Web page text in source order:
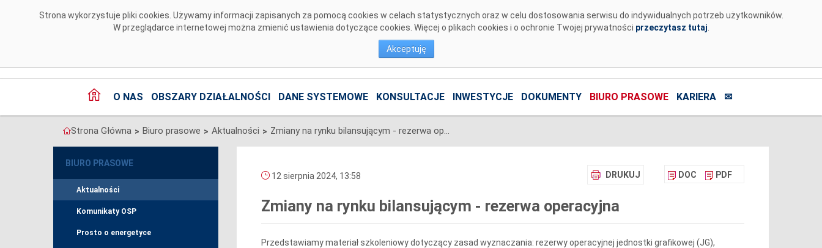
Strona wykorzystuje pliki cookies. Używamy informacji zapisanych za pomocą cookies w celach statystycznych oraz w celu dostosowania serwisu do indywidualnych potrzeb użytkowników.
W przeglądarce internetowej można zmienić ustawienia dotyczące cookies. Więcej o plikach cookies i o ochronie Twojej prywatności przeczytasz tutaj
Akceptuję
O NAS OBSZARY DZIAŁALNOŚCI DANE SYSTEMOWE KONSULTACJE INWESTYCJE DOKUMENTY BIURO PRASOWE KARIERA ✉
Strona Główna > Biuro prasowe > Aktualności > Zmiany na rynku bilansującym - rezerwa operacyjna
BIURO PRASOWE
Aktualności
Komunikaty OSP
Prosto o energetyce
DRUKUJ DOC PDF
12 sierpnia 2024, 13:58
Zmiany na rynku bilansującym - rezerwa operacyjna
Przedstawiamy materiał szkoleniowy dotyczący zasad wyznaczania: rezerwy operacyjnej jednostki grafikowej (JG),